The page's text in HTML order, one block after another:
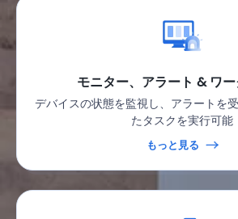
モニター、アラート & ワ
デバイスの状態を監視し、アラートを
たタスクを実行可能
もっと見る